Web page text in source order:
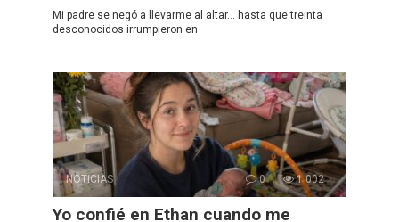
Mi padre se negó a llevarme al altar… hasta que treinta
desconocidos irrumpieron en
NOTICIAS 0 1 002
Yo confié en Ethan cuando me